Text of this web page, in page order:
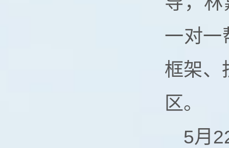
一对一
框架、
区。
5月